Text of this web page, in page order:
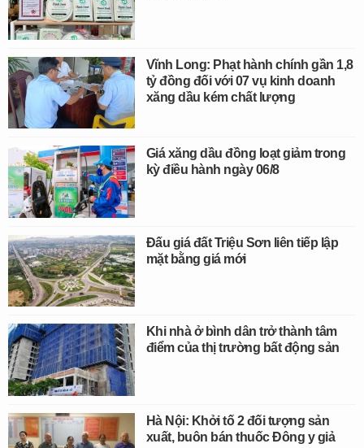
Vĩnh Long: Phạt hành chính gần 1,8
tỷ đồng đối với 07 vụ kinh doanh
xăng dầu kém chất lượng
Giá xăng dầu đồng loạt giảm trong
kỳ điều hành ngày 06/8
Đấu giá đất Triệu Sơn liên tiếp lập
mặt bằng giá mới
Khi nhà ở bình dân trở thành tâm
điểm của thị trường bất động sản
Hà Nội: Khởi tố 2 đối tượng sản
xuất, buôn bán thuốc Đông y giả